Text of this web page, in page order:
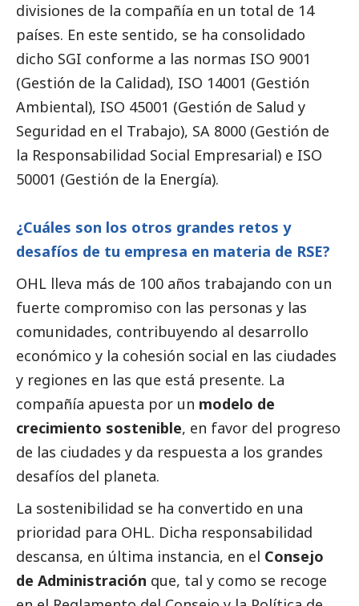
divisiones de la compañía en un total de 14
países. En este sentido, se ha consolidado
dicho SGI conforme a las normas ISO 9001
(Gestión de la Calidad), ISO 14001 (Gestión
Ambiental), ISO 45001 (Gestión de Salud y
Seguridad en el Trabajo), SA 8000 (Gestión de
la Responsabilidad Social Empresarial) e ISO
50001 (Gestión de la Energía).
¿Cuáles son los otros grandes retos y
desafíos de tu empresa en materia de RSE?
OHL lleva más de 100 años trabajando con un
fuerte compromiso con las personas y las
comunidades, contribuyendo al desarrollo
económico y la cohesión social en las ciudades
y regiones en las que está presente. La
compañía apuesta por un modelo de
crecimiento sostenible, en favor del progreso
de las ciudades y da respuesta a los grandes
desafíos del planeta.
La sostenibilidad se ha convertido en una
prioridad para OHL. Dicha responsabilidad
descansa, en última instancia, en el Consejo
de Administración que, tal y como se recoge